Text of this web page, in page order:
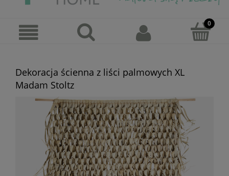
Dekoracja ścienna z liści palmowych XL
Madam Stoltz